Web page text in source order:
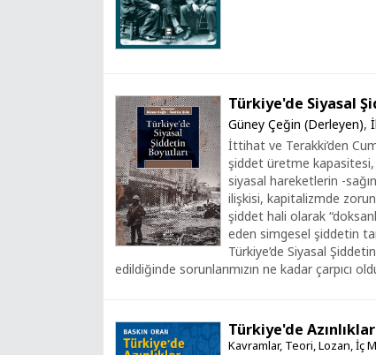
Türkiye'de Siyasal
Güney Çeğin (Derleyen),
İttihat ve Terakki’den
şiddet üretme
siyasal hareketlerin -
ilişkisi, kapitalizmde
şiddet hali olarak
eden simgesel şiddetin
Türkiye’de Siyasal
edildiğinde sorunlarımızın ne kadar çarpıcı
Türkiye'de Azınlıklar
Kavramlar, Teori, Lozan, İç